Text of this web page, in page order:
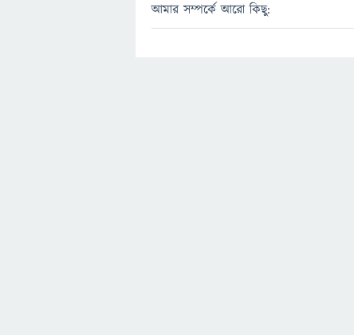
আমার সম্পর্কে আরো কিছু: